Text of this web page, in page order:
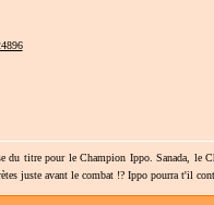
du titre pour le Champion Ippo. Sanada, le
juste avant le combat !? Ippo pourra t'il